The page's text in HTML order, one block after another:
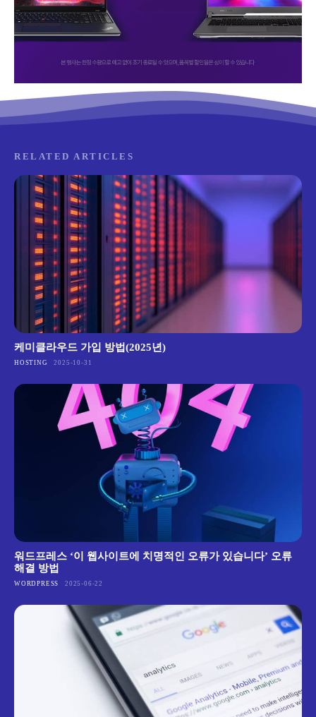
RELATED ARTICLES
케미클라우드 가입 방법(2025년)
HOSTING 2025-10-31
워드프레스 ‘이 웹사이트에 치명적인 오류가 있습니다’ 오류
해결 방법
WORDPRESS 2025-06-22